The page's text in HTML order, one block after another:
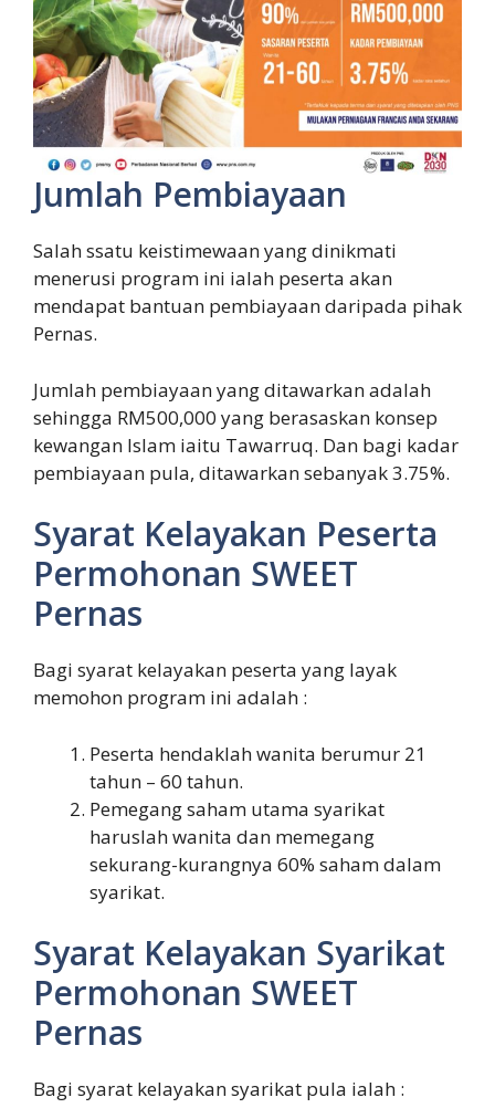
Jumlah Pembiayaan
Salah ssatu keistimewaan yang dinikmati
menerusi program ini ialah peserta akan
mendapat bantuan pembiayaan daripada pihak
Pernas.
Jumlah pembiayaan yang ditawarkan adalah
sehingga RM500,000 yang berasaskan konsep
kewangan Islam iaitu Tawarruq. Dan bagi kadar
pembiayaan pula, ditawarkan sebanyak 3.75%.
Syarat Kelayakan Peserta
Permohonan SWEET
Pernas
Bagi syarat kelayakan peserta yang layak
memohon program ini adalah :
Peserta hendaklah wanita berumur 21
tahun – 60 tahun.
Pemegang saham utama syarikat
haruslah wanita dan memegang
sekurang-kurangnya 60% saham dalam
syarikat.
Syarat Kelayakan Syarikat
Permohonan SWEET
Pernas
Bagi syarat kelayakan syarikat pula ialah :